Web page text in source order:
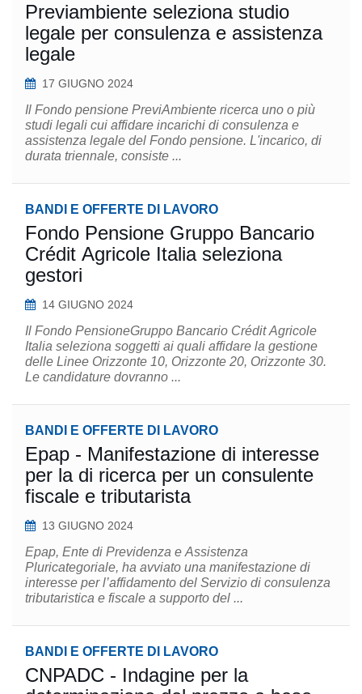
Previambiente seleziona studio
legale per consulenza e assistenza
legale
17 GIUGNO 2024
Il Fondo pensione PreviAmbiente ricerca uno o più
studi legali cui affidare incarichi di consulenza e
assistenza legale del Fondo pensione. L'incarico, di
durata triennale, consiste ...
BANDI E OFFERTE DI LAVORO
Fondo Pensione Gruppo Bancario
Crédit Agricole Italia seleziona
gestori
14 GIUGNO 2024
Il Fondo PensioneGruppo Bancario Crédit Agricole
Italia seleziona soggetti ai quali affidare la gestione
delle Linee Orizzonte 10, Orizzonte 20, Orizzonte 30.
Le candidature dovranno ...
BANDI E OFFERTE DI LAVORO
Epap - Manifestazione di interesse
per la di ricerca per un consulente
fiscale e tributarista
13 GIUGNO 2024
Epap, Ente di Previdenza e Assistenza
Pluricategoriale, ha avviato una manifestazione di
interesse per l’affidamento del Servizio di consulenza
tributaristica e fiscale a supporto del ...
BANDI E OFFERTE DI LAVORO
CNPADC - Indagine per la